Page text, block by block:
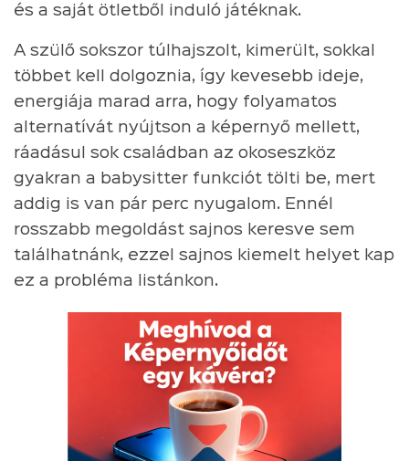
és a saját ötletből induló játéknak.
A szülő sokszor túlhajszolt, kimerült, sokkal
többet kell dolgoznia, így kevesebb ideje,
energiája marad arra, hogy folyamatos
alternatívát nyújtson a képernyő mellett,
ráadásul sok családban az okoseszköz
gyakran a babysitter funkciót tölti be, mert
addig is van pár perc nyugalom. Ennél
rosszabb megoldást sajnos keresve sem
találhatnánk, ezzel sajnos kiemelt helyet kap
ez a probléma listánkon.